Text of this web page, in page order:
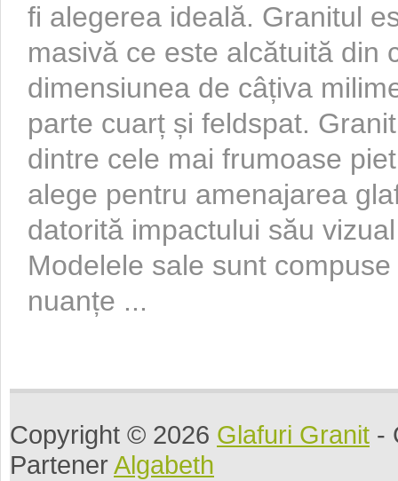
fi alegerea ideală. Granitul
masivă ce este alcătuită din
dimensiunea de câțiva
parte cuarț și feldspat.
dintre cele mai frumoase
alege pentru amenajarea
datorită impactului său
Modelele sale sunt
nuanțe ...
Copyright © 2026 Glafuri Granit -
PartenerAlgabeth